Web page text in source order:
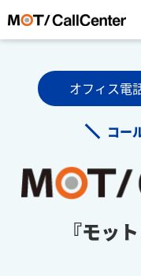
オフィス電
コー
『モッ